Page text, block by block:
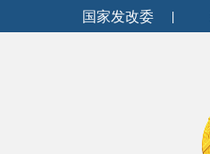
国家发改委 |